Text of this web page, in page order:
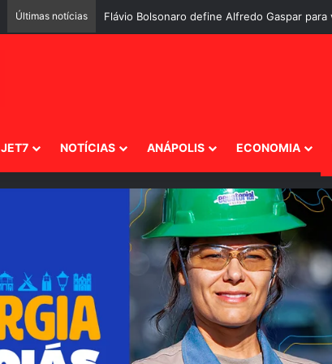
Últimas notícias Quem responde perante os brasileiros?
JET7 NOTÍCIAS ANÁPOLIS ECONOMIA